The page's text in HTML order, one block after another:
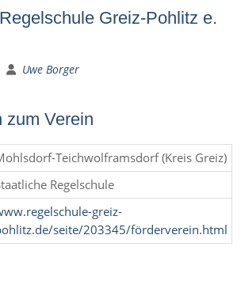
Greiz-Pohlitz e.
Uwe Borger
zum Verein
Teichwolframsdorf (Kreis Greiz)
Regelschule
greiz-
seite/203345/förderverein.html